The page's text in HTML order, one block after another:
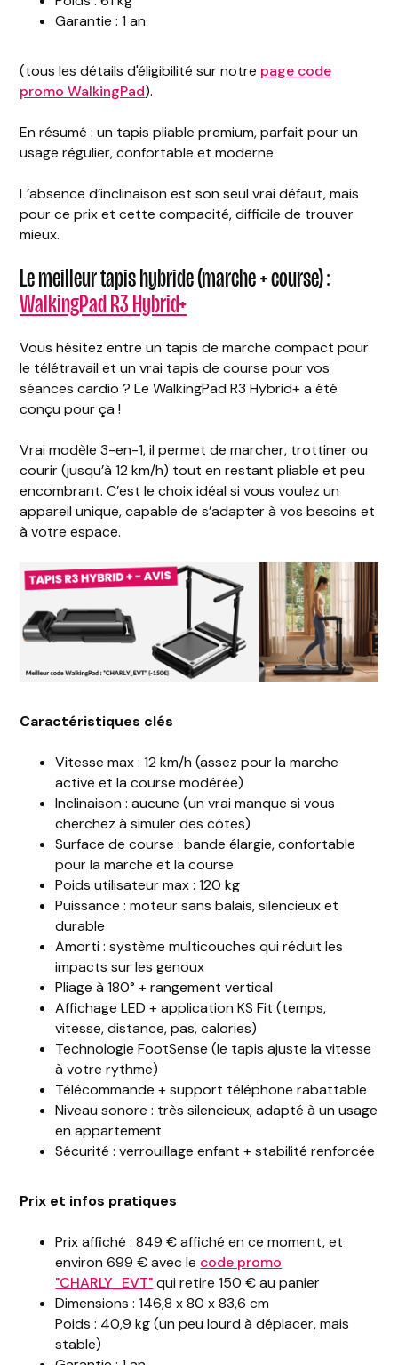
Garantie : 1 an
(tous les détails d'éligibilité sur notre page code
promo WalkingPad).
En résumé : un tapis pliable premium, parfait pour un
usage régulier, confortable et moderne.
L’absence d’inclinaison est son seul vrai défaut, mais
pour ce prix et cette compacité, difficile de trouver
mieux.
Le meilleur tapis hybride (marche + course) :
WalkingPad R3 Hybrid+
Vous hésitez entre un tapis de marche compact pour
le télétravail et un vrai tapis de course pour vos
séances cardio ? Le WalkingPad R3 Hybrid+ a été
conçu pour ça !
Vrai modèle 3-en-1, il permet de marcher, trottiner ou
courir (jusqu’à 12 km/h) tout en restant pliable et peu
encombrant. C’est le choix idéal si vous voulez un
appareil unique, capable de s’adapter à vos besoins et
à votre espace.
Caractéristiques clés
Vitesse max : 12 km/h (assez pour la marche
active et la course modérée)
Inclinaison : aucune (un vrai manque si vous
cherchez à simuler des côtes)
Surface de course : bande élargie, confortable
pour la marche et la course
Poids utilisateur max : 120 kg
Puissance : moteur sans balais, silencieux et
durable
Amorti : système multicouches qui réduit les
impacts sur les genoux
Pliage à 180° + rangement vertical
Affichage LED + application KS Fit (temps,
vitesse, distance, pas, calories)
Technologie FootSense (le tapis ajuste la vitesse
à votre rythme)
Télécommande + support téléphone rabattable
Niveau sonore : très silencieux, adapté à un usage
en appartement
Sécurité : verrouillage enfant + stabilité renforcée
Prix et infos pratiques
Prix affiché : 849 € affiché en ce moment, et
environ 699 € avec le code promo
"CHARLY_EVT"qui retire 150 € au panier
Dimensions : 146,8 x 80 x 83,6 cm
Poids : 40,9 kg (un peu lourd à déplacer, mais
stable)